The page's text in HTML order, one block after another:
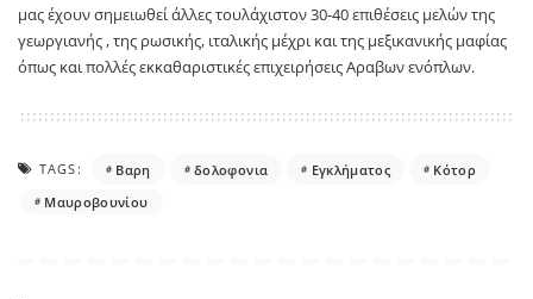
μας έχουν σημειωθεί άλλες τουλάχιστον 30-40 επιθέσεις μελών της
γεωργιανής , της ρωσικής, ιταλικής μέχρι και της μεξικανικής μαφίας
όπως και πολλές εκκαθαριστικές επιχειρήσεις Αραβων ενόπλων.
TAGS: Βαρη δολοφονια Εγκλήματος
Κότορ
Μαυροβουνίου